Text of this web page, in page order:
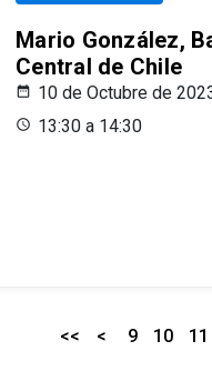
Mario González,
Central de Chile
10 de Octubre de
13:30 a 14:30
<< < 9 10 11